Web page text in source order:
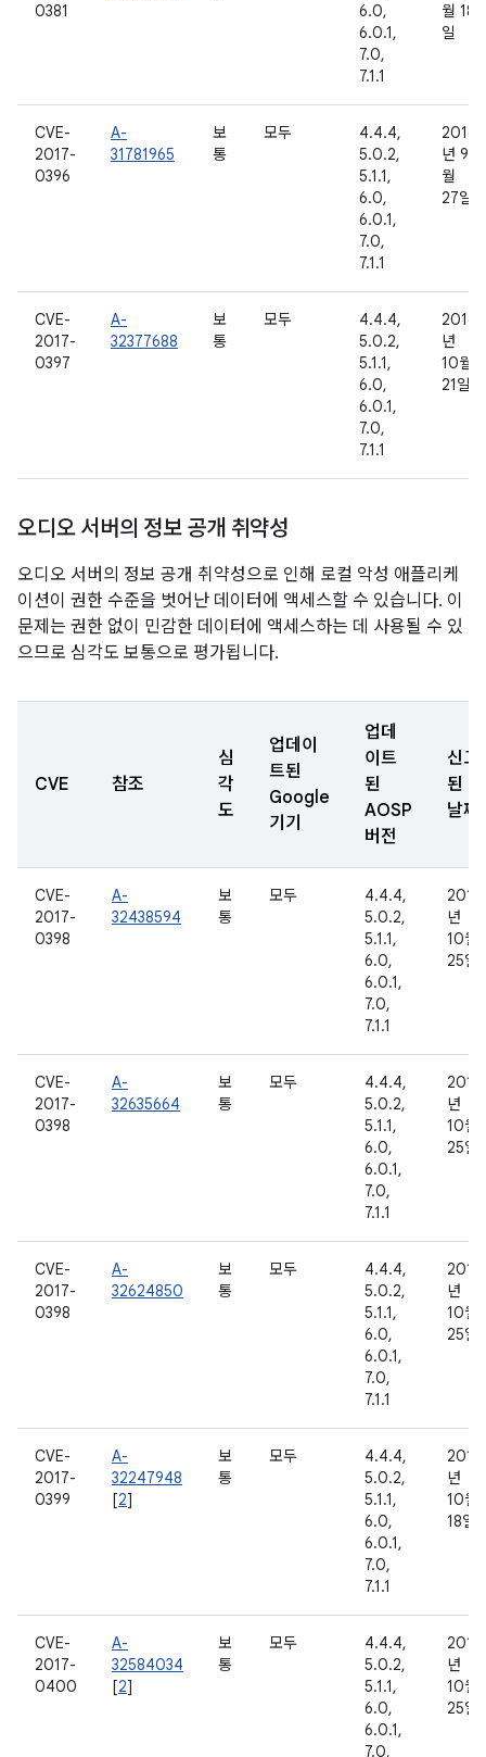
0381
6.0,
6.0.1,
7.0,
7.1.1
월 18
일
CVE-
2017-
0396
A-
31781965
보
통
모두
4.4.4,
5.0.2,
5.1.1,
6.0,
6.0.1,
7.0,
7.1.1
2016
년 9
월
27일
CVE-
2017-
0397
A-
32377688
보
통
모두
4.4.4,
5.0.2,
5.1.1,
6.0,
6.0.1,
7.0,
7.1.1
2016
년
10월
21일
오디오 서버의 정보 공개 취약성
오디오 서버의 정보 공개 취약성으로 인해 로컬 악성 애플리케
이션이 권한 수준을 벗어난 데이터에 액세스할 수 있습니다. 이
문제는 권한 없이 민감한 데이터에 액세스하는 데 사용될 수 있
으므로 심각도 보통으로 평가됩니다.
CVE 참조
심
각
도
업데이
트된
Google
기기
업데
이트
된
AOSP
버전
신고
된
날짜
CVE-
2017-
0398
A-
32438594
보
통
모두
4.4.4,
5.0.2,
5.1.1,
6.0,
6.0.1,
7.0,
7.1.1
2016
년
10월
25일
CVE-
2017-
0398
A-
32635664
보
통
모두
4.4.4,
5.0.2,
5.1.1,
6.0,
6.0.1,
7.0,
7.1.1
2016
년
10월
25일
CVE-
2017-
0398
A-
32624850
보
통
모두
4.4.4,
5.0.2,
5.1.1,
6.0,
6.0.1,
7.0,
7.1.1
2016
년
10월
25일
CVE-
2017-
0399
A-
32247948
[2]
보
통
모두
4.4.4,
5.0.2,
5.1.1,
6.0,
6.0.1,
7.0,
7.1.1
2016
년
10월
18일
CVE-
2017-
0400
A-
32584034
[2]
보
통
모두
4.4.4,
5.0.2,
5.1.1,
6.0,
6.0.1,
7.0,
2016
년
10월
25일